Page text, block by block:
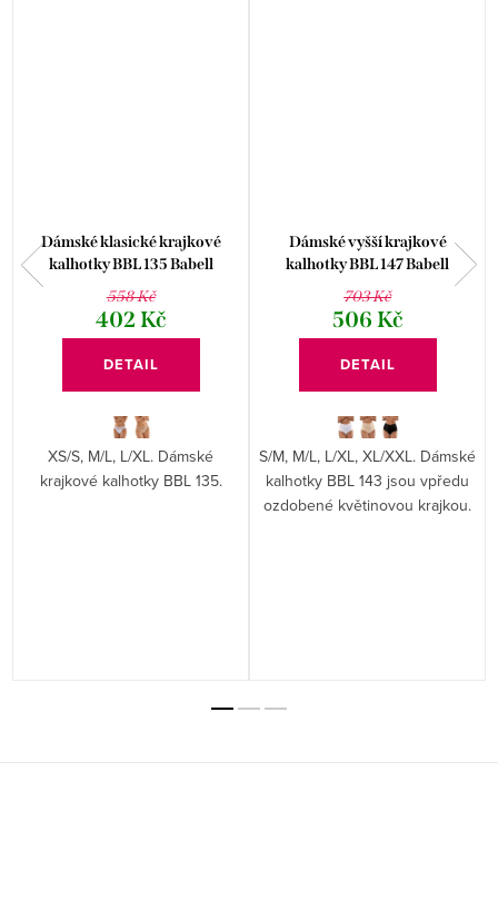
Dámské klasické krajkové
kalhotky BBL 135 Babell
558 Kč
402 Kč
DETAIL
XS/S, M/L, L/XL. Dámské
krajkové kalhotky BBL 135.
Dámské vyšší krajkové
kalhotky BBL 147 Babell
703 Kč
506 Kč
DETAIL
S/M, M/L, L/XL, XL/XXL. Dámské
kalhotky BBL 143 jsou vpředu
ozdobené květinovou krajkou.